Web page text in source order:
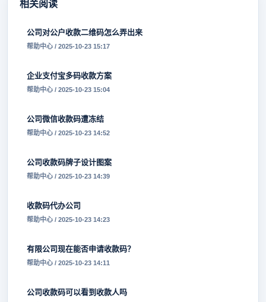
相关阅读
公司对公户收款二维码怎么弄出来
帮助中心 / 2025-10-23 15:17
企业支付宝多码收款方案
帮助中心 / 2025-10-23 15:04
公司微信收款码遭冻结
帮助中心 / 2025-10-23 14:52
公司收款码牌子设计图案
帮助中心 / 2025-10-23 14:39
收款码代办公司
帮助中心 / 2025-10-23 14:23
有限公司现在能否申请收款码？
帮助中心 / 2025-10-23 14:11
公司收款码可以看到收款人吗